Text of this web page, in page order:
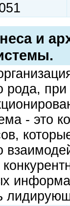
и
рода,
- это